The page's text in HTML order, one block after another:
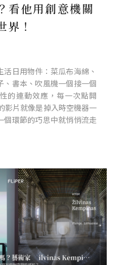
他用創意機關
界！
活日用物件：菜瓜布海綿、
、書本、吹風機一個接一個
的連動效應，每一次點開
影片就像是掉入時空機器一
個環節的巧思中就悄悄流走